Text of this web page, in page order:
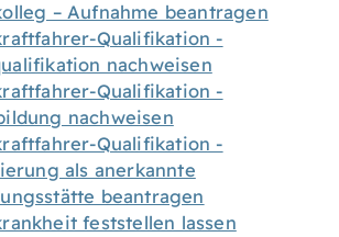
– Aufnahme beantragen
Qualifikation -
nachweisen
Qualifikation -
nachweisen
Qualifikation -
als anerkannte
beantragen
feststellen lassen